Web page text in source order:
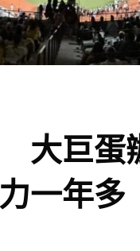
大巨蛋
一年多